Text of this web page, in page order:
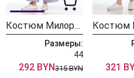
Костюм Милора Стиль 1239 лаванда
Размеры:
44
292 BYN315 BYN 321